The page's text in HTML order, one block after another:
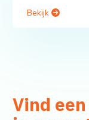
Bekijk
Vind